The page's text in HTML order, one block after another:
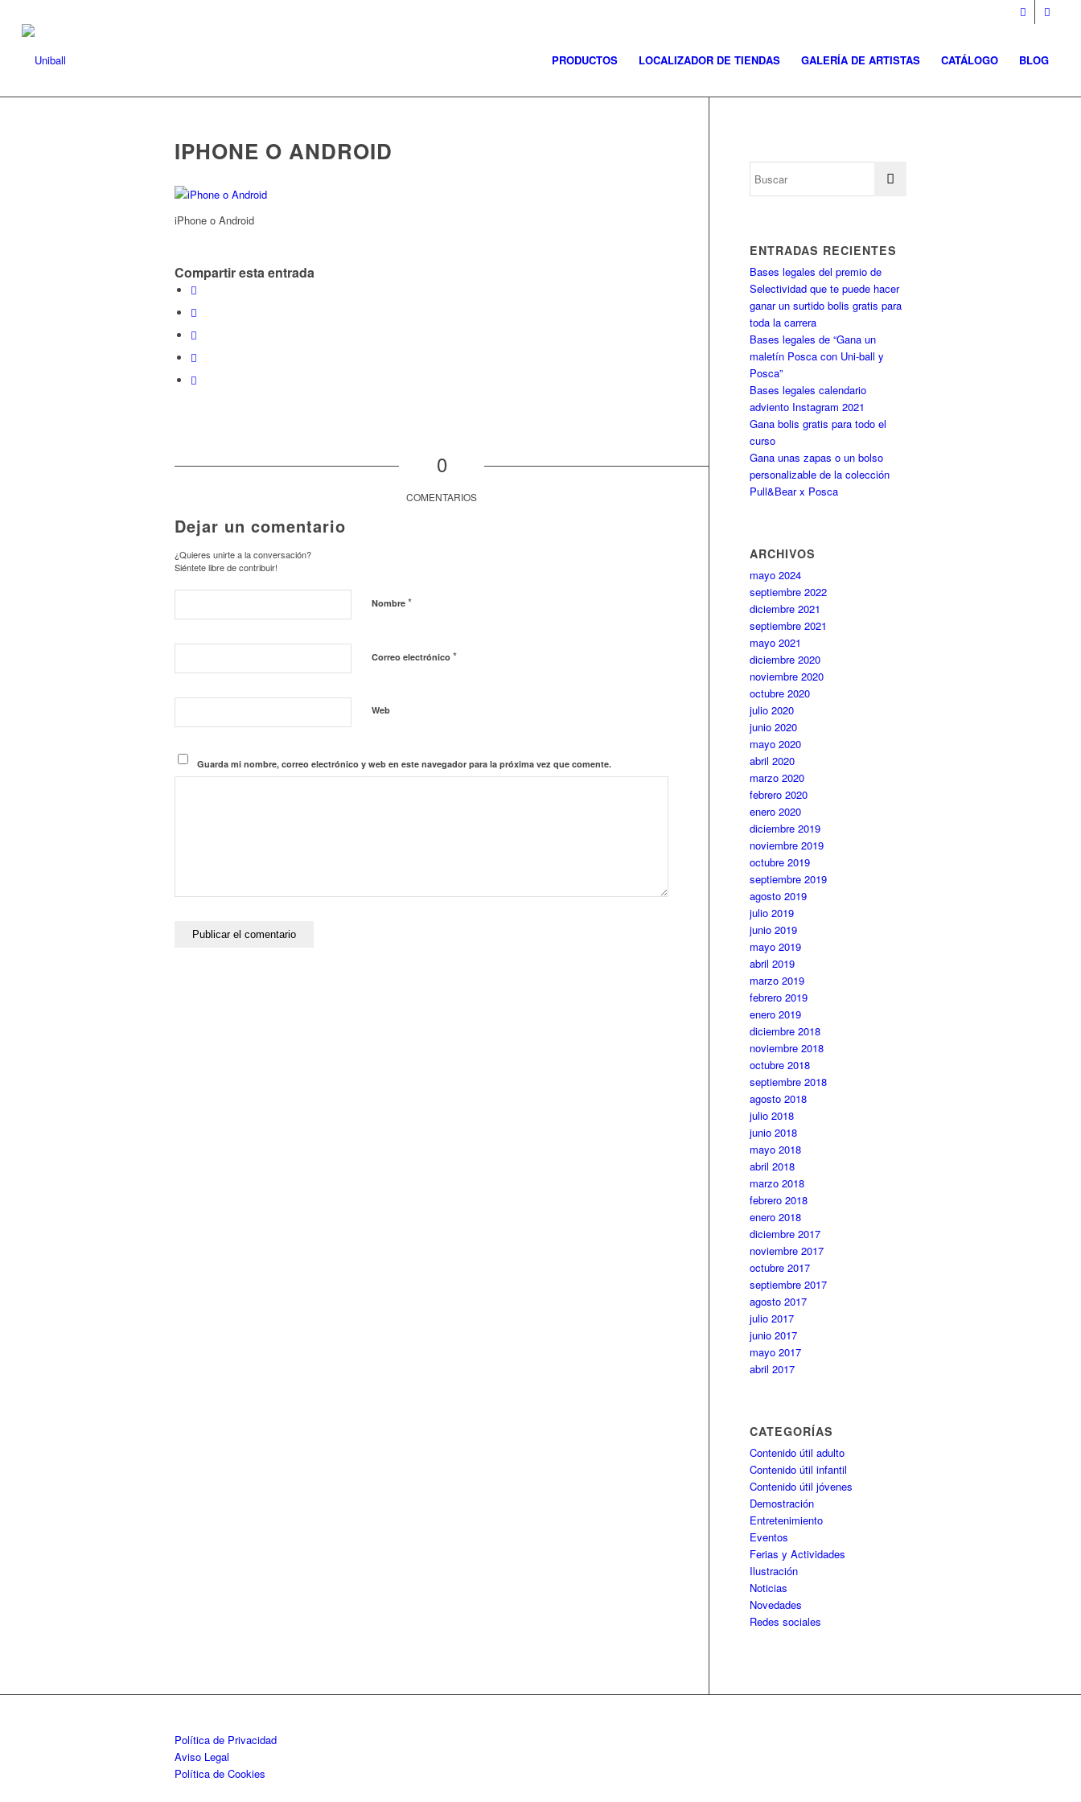
PRODUCTOS LOCALIZADOR DE TIENDAS GALERÍA DE ARTISTAS CATÁLOGO BLOG
IPHONE O ANDROID
iPhone o Android
Compartir esta entrada
0
COMENTARIOS
Dejar un comentario
¿Quieres unirte a la conversación?
Siéntete libre de contribuir!
Nombre *
Correo electrónico *
Web
Guarda mi nombre, correo electrónico y web en este navegador para la próxima vez que comente.
ENTRADAS RECIENTES
Bases legales del premio de
Selectividad que te puede hacer
ganar un surtido bolis gratis para
toda la carrera
Bases legales de “Gana un
maletín Posca con Uni-ball y
Posca”
Bases legales calendario
adviento Instagram 2021
Gana bolis gratis para todo el
curso
Gana unas zapas o un bolso
personalizable de la colección
Pull&Bear x Posca
ARCHIVOS
mayo 2024
septiembre 2022
diciembre 2021
septiembre 2021
mayo 2021
diciembre 2020
noviembre 2020
octubre 2020
julio 2020
junio 2020
mayo 2020
abril 2020
marzo 2020
febrero 2020
enero 2020
diciembre 2019
noviembre 2019
octubre 2019
septiembre 2019
agosto 2019
julio 2019
junio 2019
mayo 2019
abril 2019
marzo 2019
febrero 2019
enero 2019
diciembre 2018
noviembre 2018
octubre 2018
septiembre 2018
agosto 2018
julio 2018
junio 2018
mayo 2018
abril 2018
marzo 2018
febrero 2018
enero 2018
diciembre 2017
noviembre 2017
octubre 2017
septiembre 2017
agosto 2017
julio 2017
junio 2017
mayo 2017
abril 2017
CATEGORÍAS
Contenido útil adulto
Contenido útil infantil
Contenido útil jóvenes
Demostración
Entretenimiento
Eventos
Ferias y Actividades
Ilustración
Noticias
Novedades
Redes sociales
Política de Privacidad
Aviso Legal
Política de Cookies